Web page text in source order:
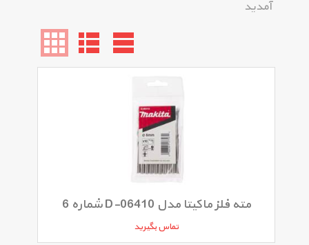
آمدید
مته فلز ماکیتا مدل D-06410 شماره 6
تماس بگیرید